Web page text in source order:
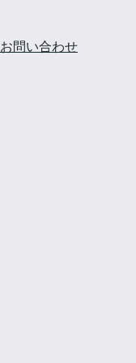
お問い合わせ